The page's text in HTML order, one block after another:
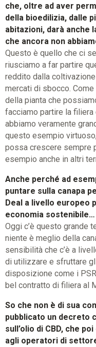
che, oltre ad aver
della bioedilizia, dalle
abitazioni, darà anche
che ancora non
Questo è quello che ci
riusciamo a far partire
reddito dalla
mercati di sbocco.
della pianta che
facciamo partire la
abbiamo veramente
questo esempio
possa crescere sempre
esempio anche in altri
Anche perché ad
puntare sulla canapa
Deal a livello europeo
economia sostenibile…
Oggi c’è questo grande
niente è meglio della
sensibilità che c’è a
di utilizzare e sfruttare
disposizione come i
bel contratto di filiera al
So che non è di sua
pubblicato un decreto
sull’olio di CBD, che
agli operatori di